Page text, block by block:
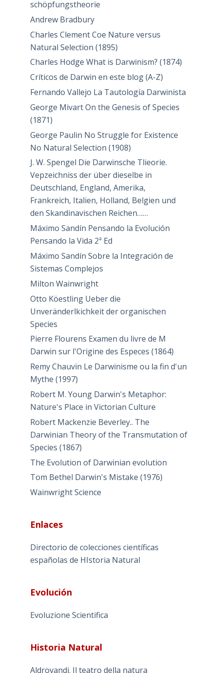
schöpfungstheorie
Andrew Bradbury
Charles Clement Coe Nature versus
Natural Selection (1895)
Charles Hodge What is Darwinism? (1874)
Críticos de Darwin en este blog (A-Z)
Fernando Vallejo La Tautología Darwinista
George Mivart On the Genesis of Species
(1871)
George Paulin No Struggle for Existence
No Natural Selection (1908)
J. W. Spengel Die Darwinsche Tlieorie.
Vepzeichniss der über dieselbe in
Deutschland, England, Amerika,
Frankreich, Italien, Holland, Belgien und
den Skandinavischen Reichen……
Máximo Sandín Pensando la Evolución
Pensando la Vida 2ª Ed
Máximo Sandín Sobre la Integración de
Sistemas Complejos
Milton Wainwright
Otto Köestling Ueber die
Unveränderlkichkeit der organischen
Species
Pierre Flourens Examen du livre de M
Darwin sur l'Origine des Especes (1864)
Remy Chauvin Le Darwinisme ou la fin d'un
Mythe (1997)
Robert M. Young Darwin's Metaphor:
Nature's Place in Victorian Culture
Robert Mackenzie Beverley.. The
Darwinian Theory of the Transmutation of
Species (1867)
The Evolution of Darwinian evolution
Tom Bethel Darwin's Mistake (1976)
Wainwright Science
Enlaces
Directorio de colecciones científicas
españolas de HIstoria Natural
Evolución
Evoluzione Scientifica
Historia Natural
Aldrovandi. Il teatro della natura